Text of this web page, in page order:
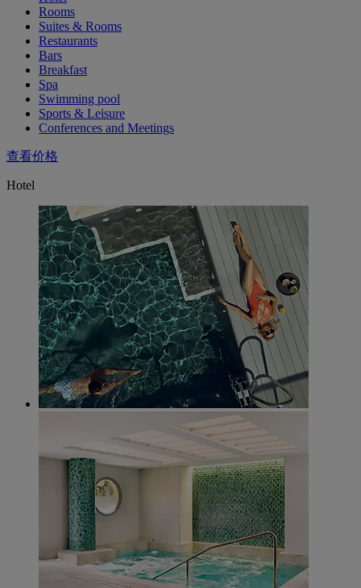
Rooms
Suites & Rooms
Restaurants
Bars
Breakfast
Spa
Swimming pool
Sports & Leisure
Conferences and Meetings
查看价格
Hotel